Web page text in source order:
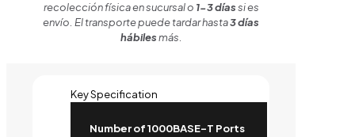
recolección física en sucursal o 1-3 díassi es
envío. El transporte puede tardar hasta3 días
hábilesmás.
Key Specification
Number of 1000BASE-T Ports